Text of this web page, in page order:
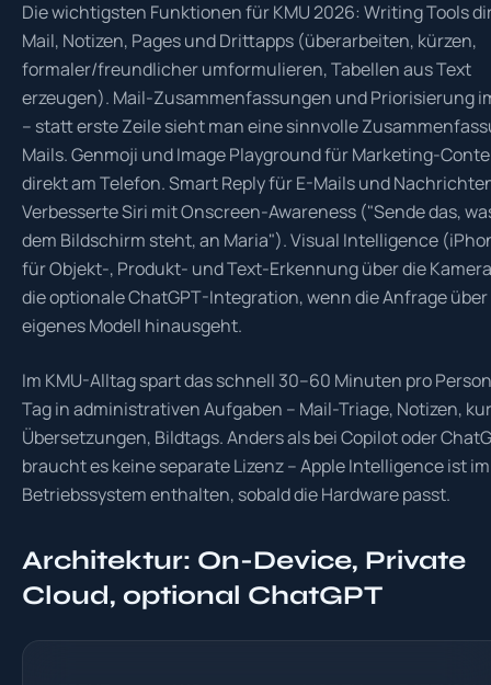
Die wichtigsten Funktionen für KMU 2026: Writing Tools
Mail, Notizen, Pages und Drittapps (überarbeiten, kürzen,
formaler/freundlicher umformulieren, Tabellen aus Text
erzeugen). Mail-Zusammenfassungen und Priorisierung
– statt erste Zeile sieht man eine sinnvolle
Mails. Genmoji und Image Playground für Marketing-
direkt am Telefon. Smart Reply für E-Mails und
Verbesserte Siri mit Onscreen-Awareness ("Sende das,
dem Bildschirm steht, an Maria"). Visual Intelligence
für Objekt-, Produkt- und Text-Erkennung über die
die optionale ChatGPT-Integration, wenn die Anfrage über
eigenes Modell hinausgeht.
Im KMU-Alltag spart das schnell 30–60 Minuten pro
Tag in administrativen Aufgaben – Mail-Triage, Notizen,
Übersetzungen, Bildtags. Anders als bei Copilot oder
braucht es keine separate Lizenz – Apple Intelligence ist im
Betriebssystem enthalten, sobald die Hardware passt.
Architektur: On-Device, Private
Cloud, optional ChatGPT